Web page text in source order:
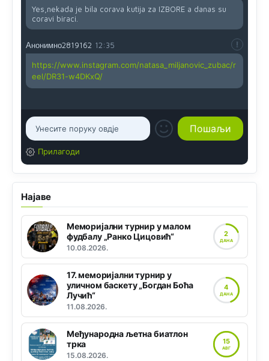
Yes,nekada je bila corava kutija za IZBORE a danas su
coravi biraci.
Анонимно2819162 12:35
https://www.instagram.com/natasa_miljanovic_zubac/r
eel/DR31-w4DKxQ/
Прилагоди
Најаве
Меморијални турнир у малом
фудбалу „Ранко Цицовић“
10.08.2026.
2
ДАНА
17. меморијални турнир у
уличном баскету „Богдан Боћа
Лучић“
11.08.2026.
4
ДАНА
Међународна љетна биатлон
трка
15.08.2026.
15
АВГ